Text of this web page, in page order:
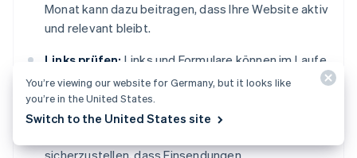
Monat kann dazu beitragen, dass Ihre Website aktiv
und relevant bleibt.
Links prüfen: Links und Formulare können im Laufe
der Zeit kaputtgehen, insbesondere wenn Sie auf
externe Websites verlinken. Klicken Sie regelmäßig
durch Ihre Links, um sicherzustellen, dass sie noch
You’re viewing our website for Germany, but it looks like
you’re in the United States.
Switch to the United States site